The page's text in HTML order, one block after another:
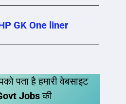
GK One liner
पता है हमारी वेबसाइट
Jobsकी